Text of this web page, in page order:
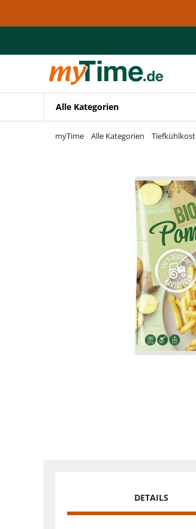
Zur Navigation springen
Alle Kategorien
myTime Alle Kategorien Tiefkühlkost
DETAILS